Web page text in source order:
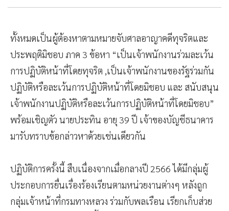
ทั้งหมดเป็นผู้ต้องหาตามหมายจับศาลอาญาคดีทุจริตและ
ประพฤติมิชอบ ภาค 3 ข้อหา “เป็นเจ้าพนักงานร่วมละเว้น
การปฏิบัติหน้าที่โดยทุจริต ,เป็นเจ้าพนักงานของรัฐร่วมกัน
ปฏิบัติหรือละเว้นการปฏิบัติหน้าที่โดยมิชอบ และ สนับสนุน
เจ้าพนักงานปฏิบัติหรือละเว้นการปฏิบัติหน้าที่โดยมิชอบ”
พร้อมเชิญตัว นายประทิน อายุ 39 ปี เจ้าของบัญชีธนาคาร
มารับทราบข้อกล่าวหาด้วยเช่นเดียวกัน
ปฏิบัติการครั้งนี้ สืบเนื่องจากเมื่อกลางปี 2566 ได้มีกลุ่มผู้
ประกอบการยื่นเรื่องร้องเรียนตามหน่วยงานต่างๆ หลังถูก
กลุ่มเจ้าหน้าที่กรมทางหลวง ร่วมกับพลเรือน เรียกเก็บส่วย